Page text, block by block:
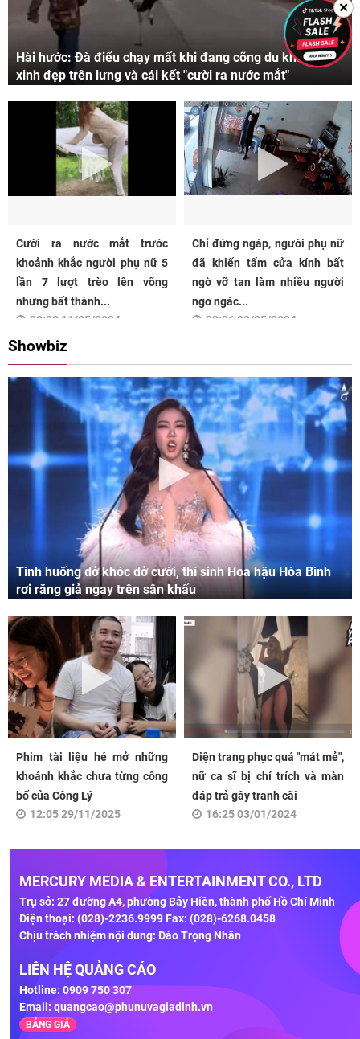
Hài hước: Đà điểu chạy mất khi đang cõng du khách
xinh đẹp trên lưng và cái kết "cười ra nước mắt"
Cười ra nước mắt trước
khoảnh khắc người phụ nữ 5
lần 7 lượt trèo lên võng
nhưng bất thành...
08:00 11/05/2024
Chỉ đứng ngáp, người phụ nữ
đã khiến tấm cửa kính bất
ngờ vỡ tan làm nhiều người
ngơ ngác...
09:06 03/05/2024
Showbiz
Tình huống dở khóc dở cười, thí sinh Hoa hậu Hòa Bình
rơi răng giả ngay trên sân khấu
Phim tài liệu hé mở những
khoảnh khắc chưa từng công
bố của Công Lý
12:05 29/11/2025
Diện trang phục quá "mát mẻ",
nữ ca sĩ bị chỉ trích và màn
đáp trả gây tranh cãi
16:25 03/01/2024
MERCURY MEDIA & ENTERTAINMENT CO., LTD
Trụ sở: 27 đường A4, phường Bảy Hiền, thành phố Hồ Chí Minh
Điện thoại: (028)-2236.9999 Fax: (028)-6268.0458
Chịu trách nhiệm nội dung: Đào Trọng Nhân
LIÊN HỆ QUẢNG CÁO
Hotline: 0909 750 307
Email: quangcao@phunuvagiadinh.vn
BẢNG GIÁ
✕